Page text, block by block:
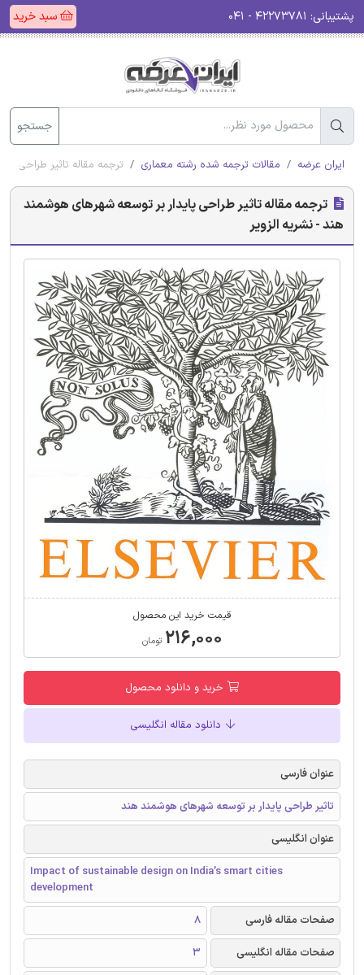
پشتیبانی: سبد خرید
جستجو
ایران عرضه مقالات ترجمه شده رشته معماری ترجمه مقاله تاثیر طراحی
ترجمه مقاله تاثیر طراحی پایدار بر توسعه شهرهای هوشمند
هند - نشریه الزویر
قیمت خرید این محصول
۲۱۶,۰۰۰ تومان
خرید و دانلود محصول
دانلود مقاله انگلیسی
عنوان فارسی
تاثیر طراحی پایدار بر توسعه شهرهای هوشمند هند
عنوان انگلیسی
Impact of sustainable design on India’s smart cities
development
صفحات مقاله فارسی
8
صفحات مقاله انگلیسی
3